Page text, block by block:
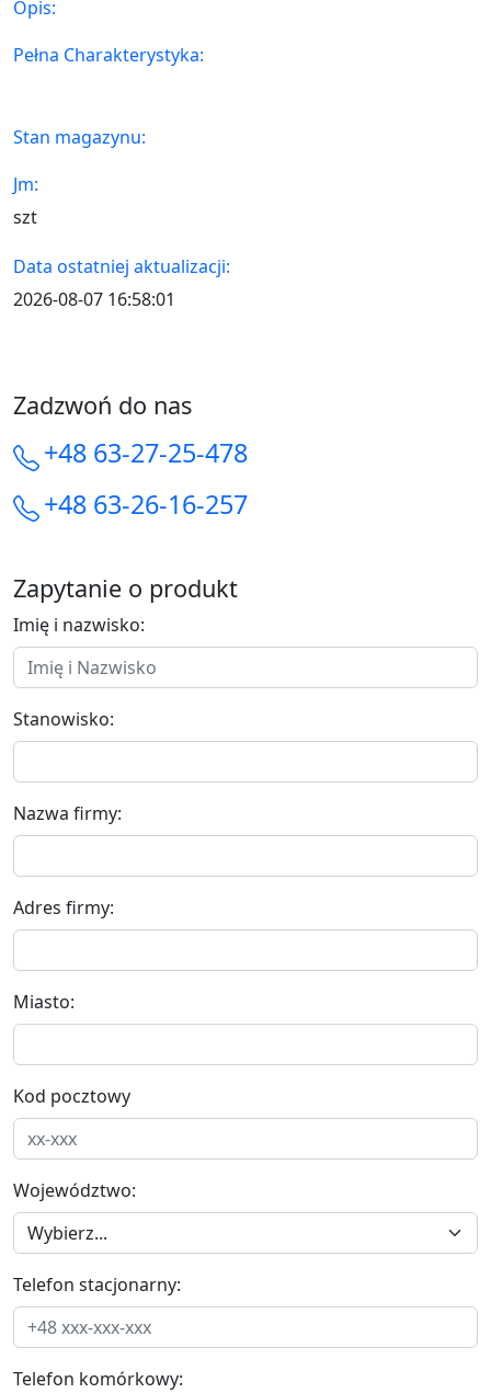
Opis:
Pełna Charakterystyka:
Stan magazynu:
Jm:
szt
Data ostatniej aktualizacji:
2026-08-07 16:58:01
Zadzwoń do nas
+48 63-27-25-478
+48 63-26-16-257
Zapytanie o produkt
Imię i nazwisko:
Stanowisko:
Nazwa firmy:
Adres firmy:
Miasto:
Kod pocztowy
Województwo:
Telefon stacjonarny:
Telefon komórkowy: